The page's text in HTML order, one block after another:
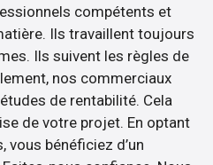
compétents et
Ils travaillent toujours
Ils suivent les règles de
nos commerciaux
de rentabilité. Cela
de votre projet. En optant
vous bénéficiez d’un